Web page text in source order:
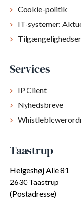
Cookie-politik
IT-systemer:
Services
IP Client
Nyhedsbreve
Taastrup
Helgeshøj Alle 81
2630 Taastrup
(Postadresse)